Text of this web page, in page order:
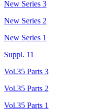
New Series 3
New Series 2
New Series 1
Suppl. 11
Vol.35 Parts 3
Vol.35 Parts 2
Vol.35 Parts 1